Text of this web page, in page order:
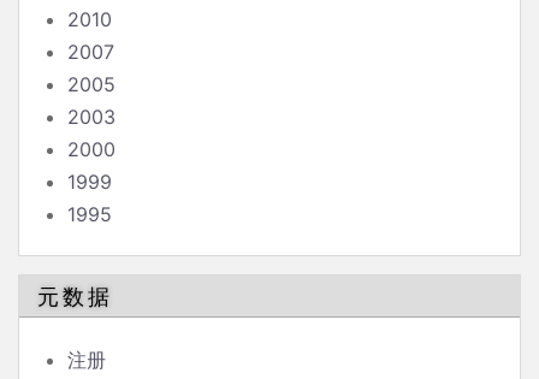
2010
2007
2005
2003
2000
1999
1995
元数据
注册